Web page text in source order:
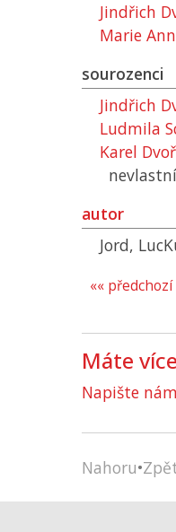
Jindřich
Marie
sourozenci
Jindřich
Ludmila
Karel
autor
Jord,
«« předchozí
Máte
Napište nám
Nahoru•